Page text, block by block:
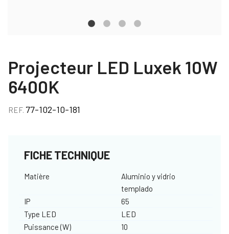
Projecteur LED Luxek 10W
6400K
REF. 77-102-10-181
FICHE TECHNIQUE
Matière
Aluminio y vidrio
templado
IP
65
Type LED
LED
Puissance (W)
10